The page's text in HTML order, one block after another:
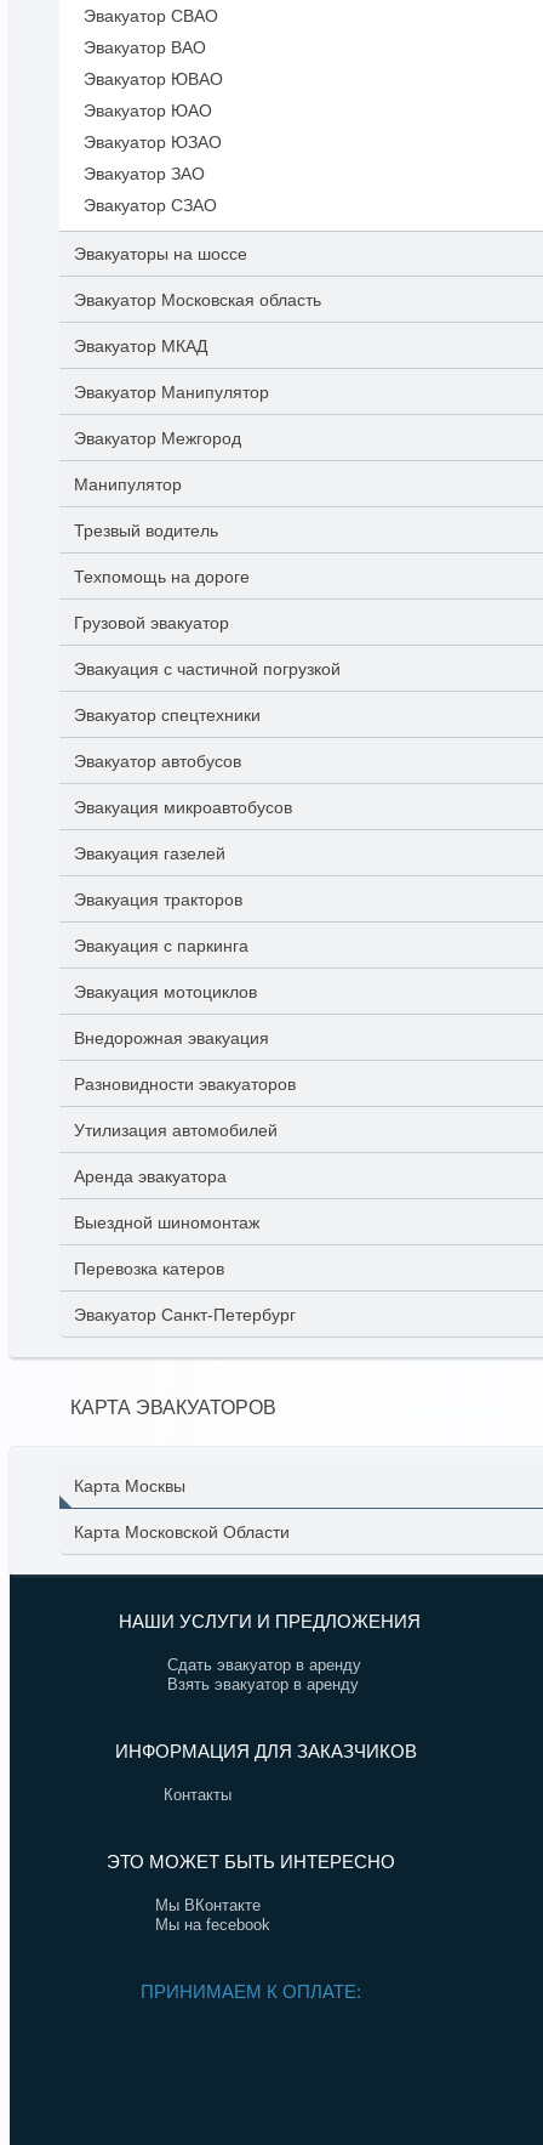
Эвакуатор СВАО
Эвакуатор ВАО
Эвакуатор ЮВАО
Эвакуатор ЮАО
Эвакуатор ЮЗАО
Эвакуатор ЗАО
Эвакуатор СЗАО
Эвакуаторы на шоссе
Эвакуатор Московская область
Эвакуатор МКАД
Эвакуатор Манипулятор
Эвакуатор Межгород
Манипулятор
Трезвый водитель
Техпомощь на дороге
Грузовой эвакуатор
Эвакуация с частичной погрузкой
Эвакуатор спецтехники
Эвакуатор автобусов
Эвакуация микроавтобусов
Эвакуация газелей
Эвакуация тракторов
Эвакуация с паркинга
Эвакуация мотоциклов
Внедорожная эвакуация
Разновидности эвакуаторов
Утилизация автомобилей
Аренда эвакуатора
Выездной шиномонтаж
Перевозка катеров
Эвакуатор Санкт-Петербург
КАРТА ЭВАКУАТОРОВ
Карта Москвы
Карта Московской Области
НАШИ УСЛУГИ И ПРЕДЛОЖЕНИЯ
Сдать эвакуатор в аренду
Взять эвакуатор в аренду
ИНФОРМАЦИЯ ДЛЯ ЗАКАЗЧИКОВ
Контакты
ЭТО МОЖЕТ БЫТЬ ИНТЕРЕСНО
Мы ВКонтакте
Мы на fecebook
ПРИНИМАЕМ К ОПЛАТЕ: